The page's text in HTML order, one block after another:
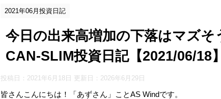
2021年06月投資日記
今日の出来高増加の下落はマズ
CAN-SLIM投資日記【2021/06/18】
投稿日：2021年6月18日 更新日： 2026年6月29日
皆さんこんにちは！「あずさん」ことAS Windです。